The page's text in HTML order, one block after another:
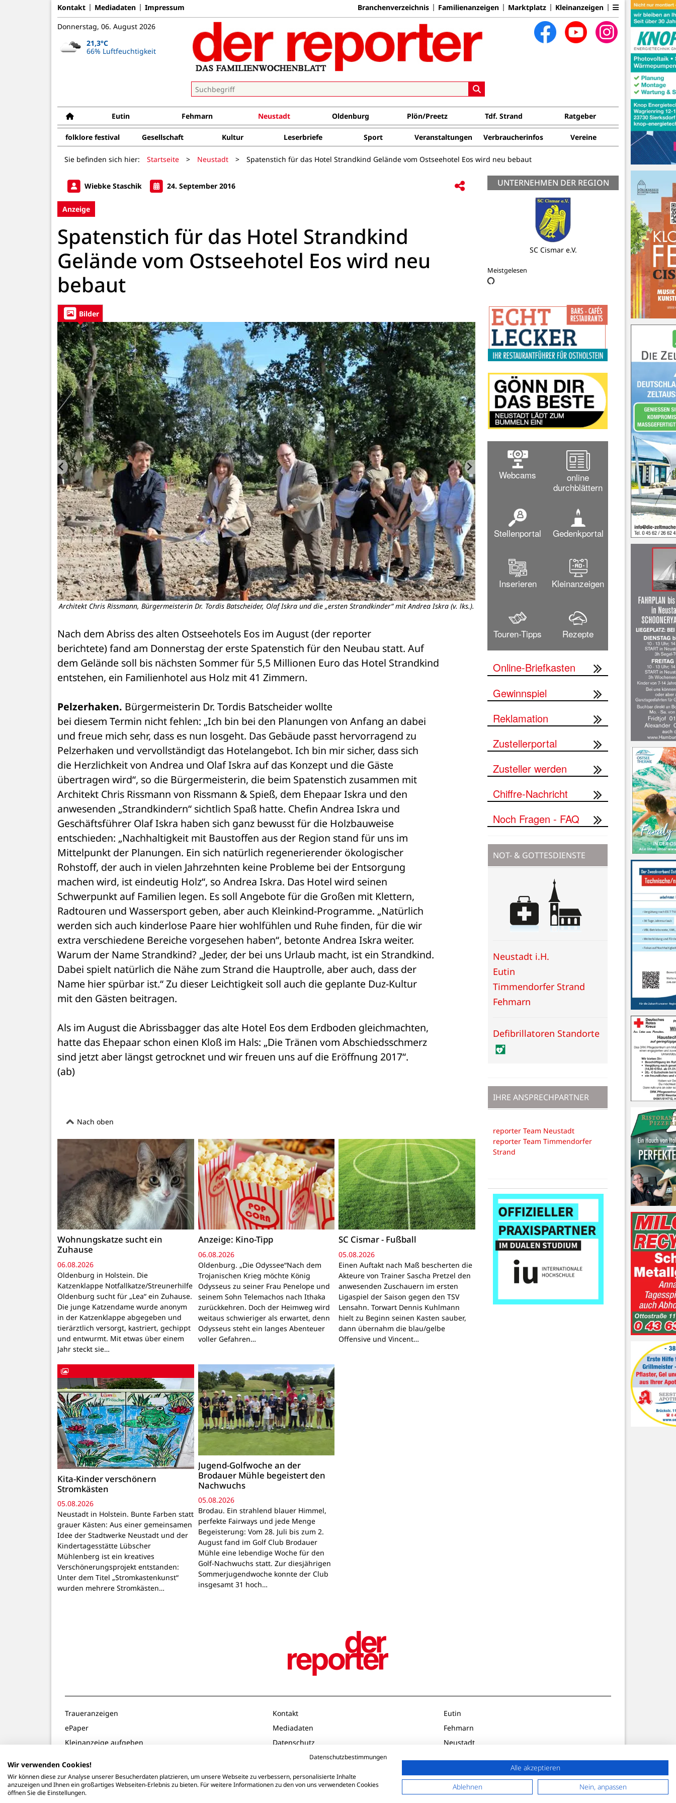
Kontakt Mediadaten Impressum Branchenverzeichnis Familienanzeigen Marktplatz Kleinanzeigen
Donnerstag, 06. August 2026
21,3°C
66% Luftfeuchtigkeit
Eutin Fehmarn Neustadt Oldenburg Plön/Preetz Tdf. Strand Ratgeber
folklore festival Gesellschaft Kultur Leserbriefe Sport Veranstaltungen Verbraucherinfos Vereine
Sie befinden sich hier: Startseite > Neustadt > Spatenstich für das Hotel Strandkind Gelände vom Ostseehotel Eos wird neu bebaut
Wiebke Staschik 24. September 2016
Anzeige
Spatenstich für das Hotel Strandkind
Gelände vom Ostseehotel Eos wird neu
bebaut
Bilder
Architekt Chris Rissmann, Bürgermeisterin Dr. Tordis Batscheider, Olaf Iskra und die „ersten Strandkinder“ mit Andrea Iskra (v. lks.). Modern, schick und ökologisch: Schon im
Nach dem Abriss des alten Ostseehotels Eos im August (der reporter
berichtete) fand am Donnerstag der erste Spatenstich für den Neubau statt. Auf
dem Gelände soll bis nächsten Sommer für 5,5 Millionen Euro das Hotel Strandkind
entstehen, ein Familienhotel aus Holz mit 41 Zimmern.
Pelzerhaken. Bürgermeisterin Dr. Tordis Batscheider wollte
bei diesem Termin nicht fehlen: „Ich bin bei den Planungen von Anfang an dabei
und freue mich sehr, dass es nun losgeht. Das Gebäude passt hervorragend zu
Pelzerhaken und vervollständigt das Hotelangebot. Ich bin mir sicher, dass sich
die Herzlichkeit von Andrea und Olaf Iskra auf das Konzept und die Gäste
übertragen wird“, so die Bürgermeisterin, die beim Spatenstich zusammen mit
Architekt Chris Rissmann von Rissmann & Spieß, dem Ehepaar Iskra und den
anwesenden „Strandkindern“ sichtlich Spaß hatte. Chefin Andrea Iskra und
Geschäftsführer Olaf Iskra haben sich ganz bewusst für die Holzbauweise
entschieden: „Nachhaltigkeit mit Baustoffen aus der Region stand für uns im
Mittelpunkt der Planungen. Ein sich natürlich regenerierender ökologischer
Rohstoff, der auch in vielen Jahrzehnten keine Probleme bei der Entsorgung
machen wird, ist eindeutig Holz“, so Andrea Iskra. Das Hotel wird seinen
Schwerpunkt auf Familien legen. Es soll Angebote für die Großen mit Klettern,
Radtouren und Wassersport geben, aber auch Kleinkind-Programme. „Natürlich
werden sich auch kinderlose Paare hier wohlfühlen und Ruhe finden, für die wir
extra verschiedene Bereiche vorgesehen haben“, betonte Andrea Iskra weiter.
Warum der Name Strandkind? „Jeder, der bei uns Urlaub macht, ist ein Strandkind.
Dabei spielt natürlich die Nähe zum Strand die Hauptrolle, aber auch, dass der
Name hier spürbar ist.“ Zu dieser Leichtigkeit soll auch die geplante Duz-Kultur
mit den Gästen beitragen.
Als im August die Abrissbagger das alte Hotel Eos dem Erdboden gleichmachten,
hatte das Ehepaar schon einen Kloß im Hals: „Die Tränen vom Abschiedsschmerz
sind jetzt aber längst getrocknet und wir freuen uns auf die Eröffnung 2017“.
(ab)
Nach oben
Wohnungskatze sucht ein
Zuhause
06.08.2026
Oldenburg in Holstein. Die
Katzenklappe Notfallkatze/Streunerhilfe
Oldenburg sucht für „Lea“ ein Zuhause.
Die junge Katzendame wurde anonym
in der Katzenklappe abgegeben und
tierärztlich versorgt, kastriert, gechippt
und entwurmt. Mit etwas über einem
Jahr steckt sie…
Anzeige: Kino-Tipp
06.08.2026
Oldenburg. „Die Odyssee“Nach dem
Trojanischen Krieg möchte König
Odysseus zu seiner Frau Penelope und
seinem Sohn Telemachos nach Ithaka
zurückkehren. Doch der Heimweg wird
weitaus schwieriger als erwartet, denn
Odysseus steht ein langes Abenteuer
voller Gefahren…
SC Cismar - Fußball
05.08.2026
Einen Auftakt nach Maß bescherten die
Akteure von Trainer Sascha Pretzel den
anwesenden Zuschauern im ersten
Ligaspiel der Saison gegen den TSV
Lensahn. Torwart Dennis Kuhlmann
hielt zu Beginn seinen Kasten sauber,
dann übernahm die blau/gelbe
Offensive und Vincent…
Kita-Kinder verschönern
Stromkästen
05.08.2026
Neustadt in Holstein. Bunte Farben statt
grauer Kästen: Aus einer gemeinsamen
Idee der Stadtwerke Neustadt und der
Kindertagesstätte Lübscher
Mühlenberg ist ein kreatives
Verschönerungsprojekt entstanden:
Unter dem Titel „Stromkastenkunst“
wurden mehrere Stromkästen…
Jugend-Golfwoche an der
Brodauer Mühle begeistert den
Nachwuchs
05.08.2026
Brodau. Ein strahlend blauer Himmel,
perfekte Fairways und jede Menge
Begeisterung: Vom 28. Juli bis zum 2.
August fand im Golf Club Brodauer
Mühle eine lebendige Woche für den
Golf-Nachwuchs statt. Zur diesjährigen
Sommerjugendwoche konnte der Club
insgesamt 31 hoch…
UNTERNEHMEN DER REGION
Gläser Immobilien Neustadt
Meistgelesen
Webcams
online
durchblättern
Stellenportal Gedenkportal
Inserieren Kleinanzeigen
Touren-Tipps Rezepte
Online-Briefkasten
Gewinnspiel
Reklamation
Zustellerportal
Zusteller werden
Chiffre-Nachricht
Noch Fragen - FAQ
NOT- & GOTTESDIENSTE
Neustadt i.H.
Eutin
Timmendorfer Strand
Fehmarn
Defibrillatoren Standorte
IHRE ANSPRECHPARTNER
reporter Team Neustadt
reporter Team Timmendorfer
Strand
Traueranzeigen
ePaper
Kleinanzeige aufgeben
Notdienste
Kontakt
Mediadaten
Datenschutz
Impressum
Eutin
Fehmarn
Neustadt
Tdf. Strand
Datenschutzbestimmungen
Wir verwenden Cookies!
Wir können diese zur Analyse unserer Besucherdaten platzieren, um unsere Webseite zu verbessern, personalisierte Inhalte
anzuzeigen und Ihnen ein großartiges Webseiten-Erlebnis zu bieten. Für weitere Informationen zu den von uns verwendeten Cookies
öffnen Sie die Einstellungen.
Alle akzeptieren
Ablehnen
Nein, anpassen